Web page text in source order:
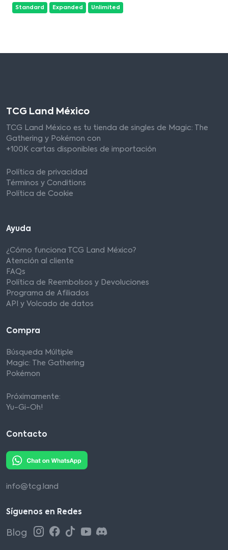
Standard Expanded Unlimited
TCG Land México
TCG Land México es tu tienda de singles de Magic: The
Gathering y Pokémon con
+100K cartas disponibles de importación
Política de privacidad
Términos y Conditions
Política de Cookie
Ayuda
¿Cómo funciona TCG Land México?
Atención al cliente
FAQs
Política de Reembolsos y Devoluciones
Programa de Afiliados
API y Volcado de datos
Compra
Búsqueda Múltiple
Magic: The Gathering
Pokémon
Próximamente:
Yu-Gi-Oh!
Contacto
info@tcg.land
Síguenos en Redes
Blog